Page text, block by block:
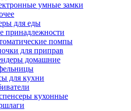
умные замки
для еды
принадлежности
помпы
для приправ
домашние
для кухни
кухонные